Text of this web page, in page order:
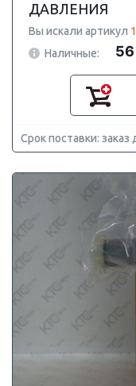
ДАВЛЕНИЯ
Вы искали артикул
Наличные:
Срок поставки: